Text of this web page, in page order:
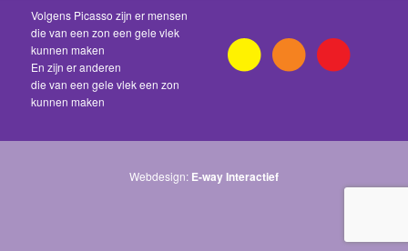
Volgens Picasso zijn er mensen
die van een zon een gele vlek
kunnen maken
En zijn er anderen
die van een gele vlek een zon
kunnen maken
Webdesign: E-way Interactief